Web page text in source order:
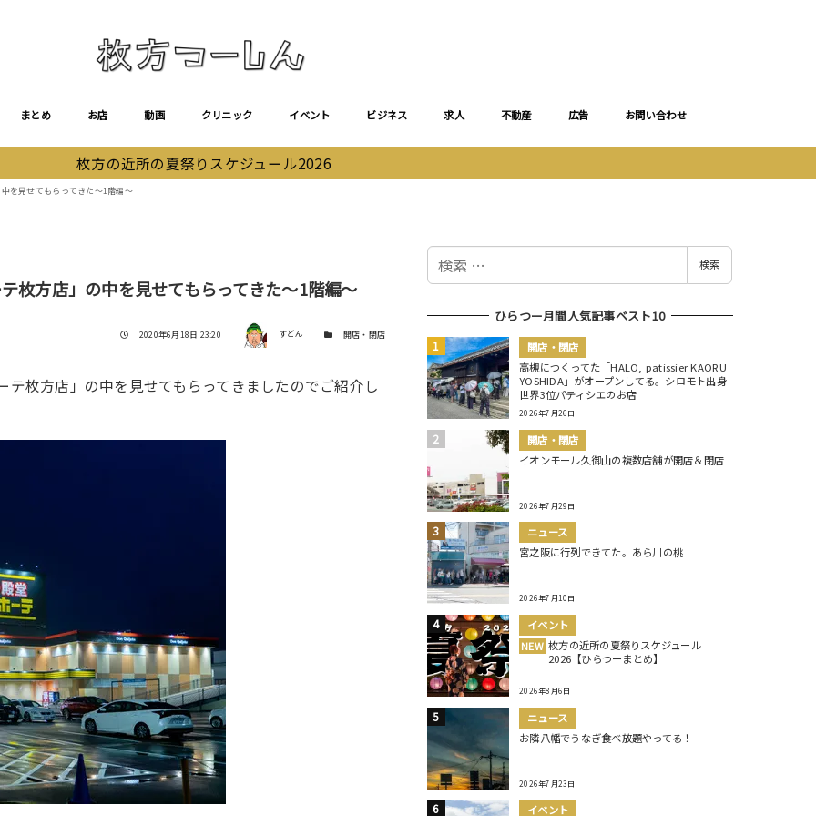
まとめ お店 動画 クリニック イベント ビジネス 求人 不動産 広告 お問い合わせ
枚方の近所の夏祭りスケジュール2026
を見せてもらってきた〜1階編〜
枚方店」の中を見せてもらってきた〜1階編〜
投稿日
2020年6月18日 23:20 著者 すどん カテゴリー開店・閉店
枚方店」の中を見せてもらってきましたのでご紹介し
検
検索
ひらつー月間人気記事ベスト10
開店・閉店
高槻につくってた「HALO, patissier KAORU
YOSHIDA」がオープンしてる。シロモト出身
世界3位パティシエのお店
2026年7月26日
開店・閉店
イオンモール久御山の複数店舗が開店＆閉店
2026年7月29日
ニュース
宮之阪に行列できてた。あら川の桃
2026年7月10日
イベント
NEW 枚方の近所の夏祭りスケジュール
2026【ひらつーまとめ】
2026年8月6日
ニュース
お隣八幡でうなぎ食べ放題やってる！
2026年7月23日
イベント